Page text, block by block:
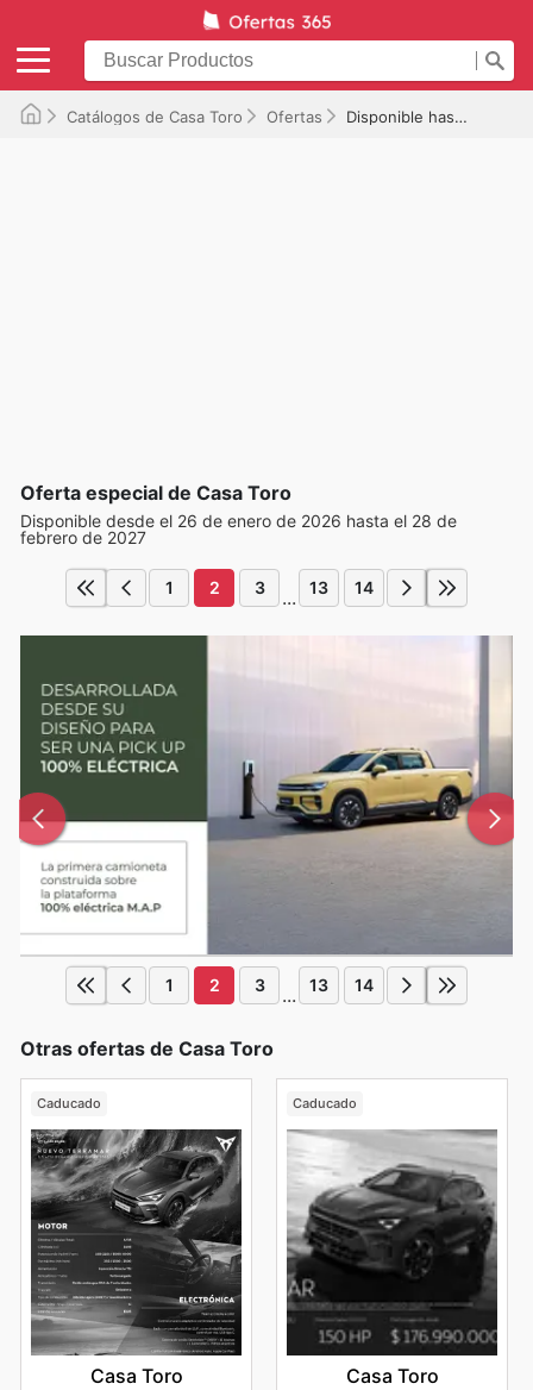
Catálogos de Casa Toro Ofertas Disponible hasta el 28/02/2027
Oferta especial de Casa Toro
Disponible desde el 26 de enero de 2026 hasta el 28 de
febrero de 2027
1 2 3 ... 13 14
1 2 3 ... 13 14
Otras ofertas de Casa Toro
Caducado
Casa Toro
Caducado
Casa Toro